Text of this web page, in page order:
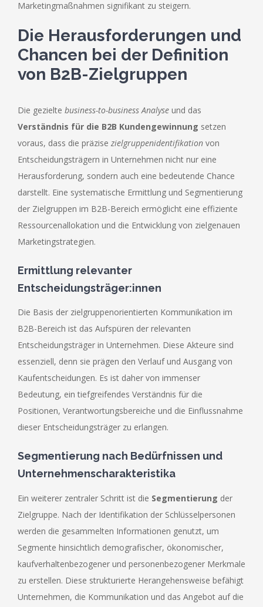
Marketingmaßnahmen signifikant zu steigern.
Die Herausforderungen und
Chancen bei der Definition
von B2B-Zielgruppen
Die gezielte business-to-business Analyse und das
Verständnis für die B2B Kundengewinnung setzen
voraus, dass die präzise zielgruppenidentifikation von
Entscheidungsträgern in Unternehmen nicht nur eine
Herausforderung, sondern auch eine bedeutende Chance
darstellt. Eine systematische Ermittlung und Segmentierung
der Zielgruppen im B2B-Bereich ermöglicht eine effiziente
Ressourcenallokation und die Entwicklung von zielgenauen
Marketingstrategien.
Ermittlung relevanter
Entscheidungsträger:innen
Die Basis der zielgruppenorientierten Kommunikation im
B2B-Bereich ist das Aufspüren der relevanten
Entscheidungsträger in Unternehmen. Diese Akteure sind
essenziell, denn sie prägen den Verlauf und Ausgang von
Kaufentscheidungen. Es ist daher von immenser
Bedeutung, ein tiefgreifendes Verständnis für die
Positionen, Verantwortungsbereiche und die Einflussnahme
dieser Entscheidungsträger zu erlangen.
Segmentierung nach Bedürfnissen und
Unternehmenscharakteristika
Ein weiterer zentraler Schritt ist die Segmentierung der
Zielgruppe. Nach der Identifikation der Schlüsselpersonen
werden die gesammelten Informationen genutzt, um
Segmente hinsichtlich demografischer, ökonomischer,
kaufverhaltenbezogener und personenbezogener Merkmale
zu erstellen. Diese strukturierte Herangehensweise befähigt
Unternehmen, die Kommunikation und das Angebot auf die